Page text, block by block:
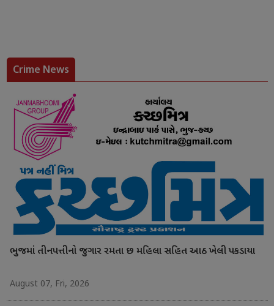
Crime News
ભુજમાં તીનપત્તીનો જુગાર રમતા છ મહિલા સહિત આઠ ખેલી પકડાયા
August 07, Fri, 2026